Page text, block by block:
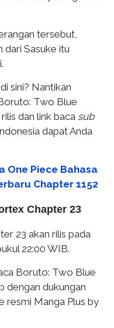
tersebut,
dari Sasuke itu
sini? Nantikan
Two Blue
dan link baca sub
dapat Anda
One Piece Bahasa
Chapter 1152
Chapter 23
23 akan rilis pada
22:00 WIB.
Boruto: Two Blue
dengan dukungan
resmi Manga Plus by